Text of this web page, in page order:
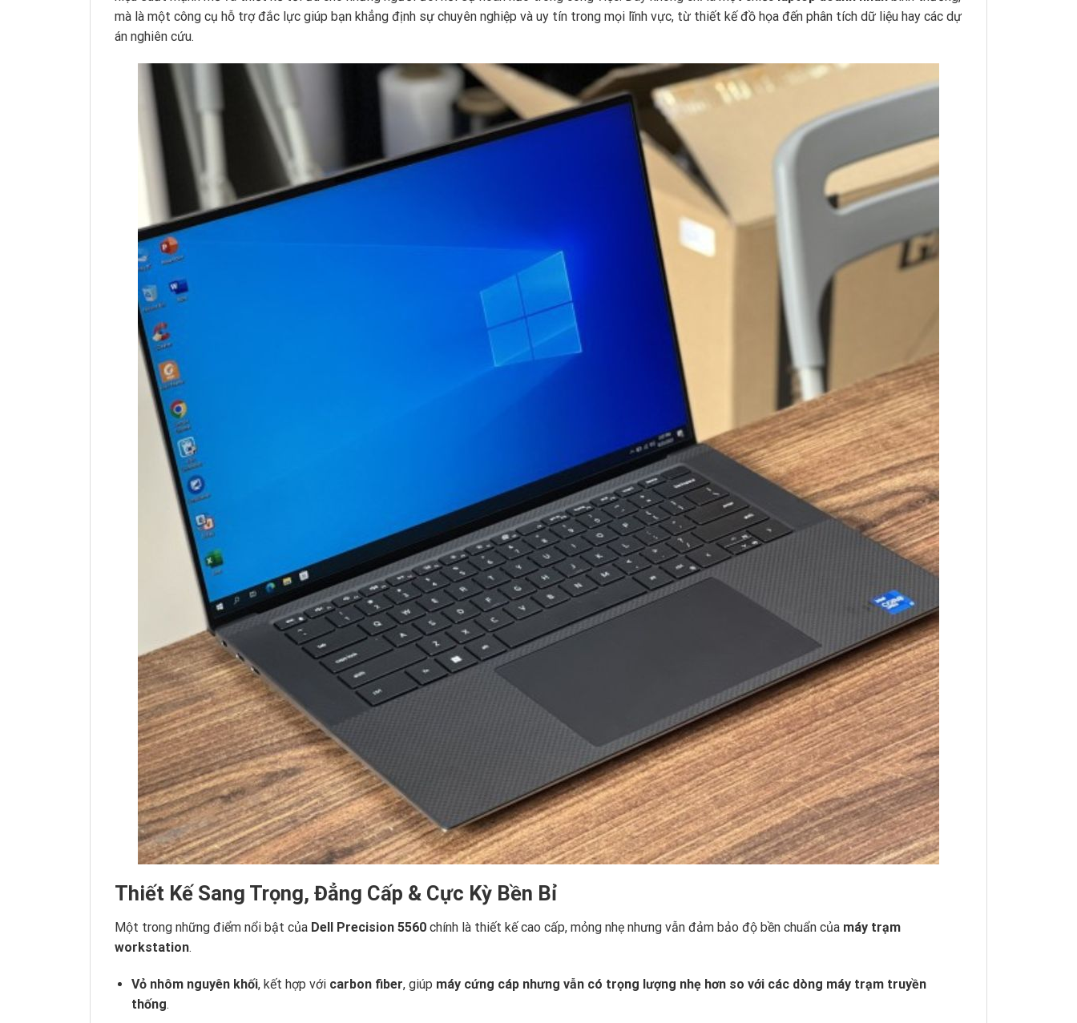
mà là một công cụ hỗ trợ đắc lực giúp bạn khẳng định sự chuyên nghiệp và uy tín trong mọi lĩnh vực, từ thiết kế đồ họa đến phân tích dữ liệu hay các dự
án nghiên cứu.
Thiết Kế Sang Trọng, Đẳng Cấp & Cực Kỳ Bền Bỉ
Một trong những điểm nổi bật của Dell Precision 5560 chính là thiết kế cao cấp, mỏng nhẹ nhưng vẫn đảm bảo độ bền chuẩn của máy trạm
workstation.
Vỏ nhôm nguyên khối, kết hợp với carbon fiber, giúp máy cứng cáp nhưng vẫn có trọng lượng nhẹ hơn so với các dòng máy trạm truyền
thống.